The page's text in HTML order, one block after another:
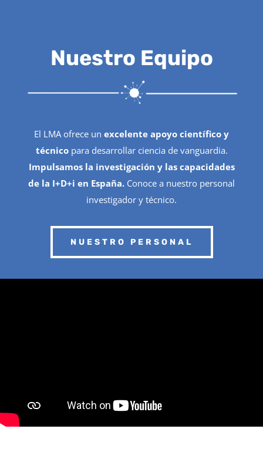
Nuestro Equipo
El LMA ofrece un excelente apoyo científico y
técnicopara desarrollar ciencia de vanguardia.
Impulsamos la investigación y las capacidades
de la I+D+i en España. Conoce a nuestro personal
investigador y técnico.
NUESTRO PERSONAL